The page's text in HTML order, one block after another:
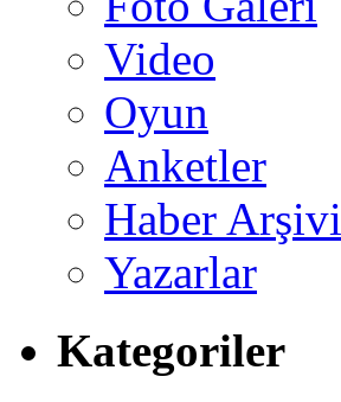
Video
Oyun
Anketler
Haber Arşivi
Yazarlar
Kategoriler